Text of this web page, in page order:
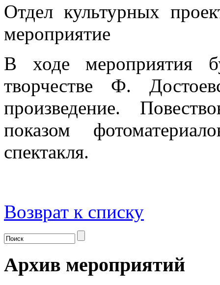
Отдел культурных
мероприятие
В ходе мероприятия
творчестве Ф.
произведение.
показом
спектакля.
Возврат к списку
Архив мероприятий